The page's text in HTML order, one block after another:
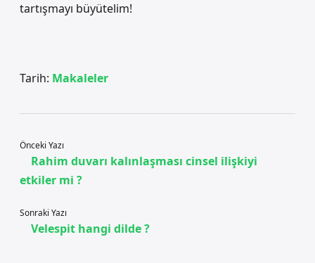
tartışmayı büyütelim!
Tarih: Makaleler
Önceki Yazı
Rahim duvarı kalınlaşması cinsel ilişkiyi
etkiler mi ?
Sonraki Yazı
Velespit hangi dilde ?